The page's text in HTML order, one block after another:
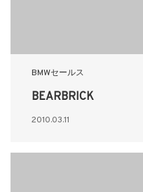
BMWセールス
BEARBRICK
2010.03.11